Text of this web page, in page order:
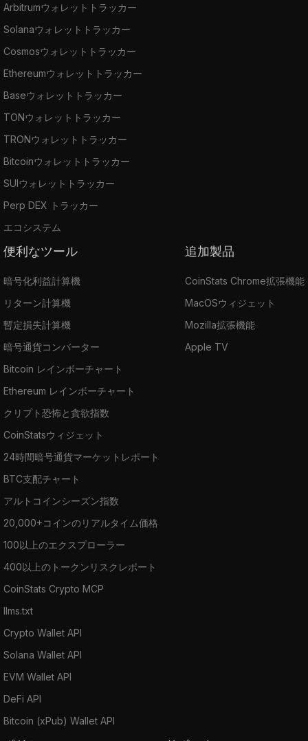
Arbitrumウォレットトラッカー
Solanaウォレットトラッカー
Cosmosウォレットトラッカー
Ethereumウォレットトラッカー
Baseウォレットトラッカー
TONウォレットトラッカー
TRONウォレットトラッカー
Bitcoinウォレットトラッカー
SUIウォレットトラッカー
Perp DEX トラッカー
エコシステム
便利なツール
暗号化利益計算機
リターン計算機
暫定損失計算機
暗号通貨コンバーター
Bitcoin レインボーチャート
Ethereum レインボーチャート
クリプト恐怖と貪欲指数
CoinStatsウィジェット
24時間暗号通貨マーケットレポート
BTC支配チャート
アルトコインシーズン指数
20,000+コインのリアルタイム価格
100以上のエクスプローラー
400以上のトークンリスクレポート
CoinStats Crypto MCP
llms.txt
Crypto Wallet API
Solana Wallet API
EVM Wallet API
DeFi API
Bitcoin (xPub) Wallet API
追加製品
CoinStats Chrome拡張機能
MacOSウィジェット
Mozilla拡張機能
Apple TV